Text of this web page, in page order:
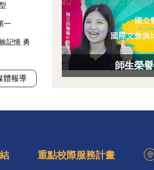
一
記憶 勇
體報導
師生榮譽
重點校際服務計畫